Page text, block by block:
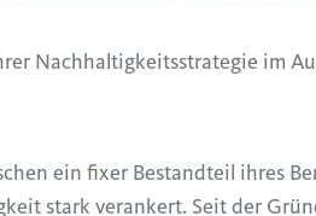
Nachhaltigkeitsstrategie im
ein fixer Bestandteil ihres
stark verankert. Seit der